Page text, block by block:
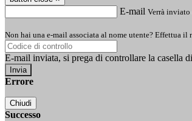
E-mail Verrà
Non hai una e-mail associata al nome utente? Effettua il
E-mail inviata, si prega di controllare la casella
Errore
Chiudi
Successo